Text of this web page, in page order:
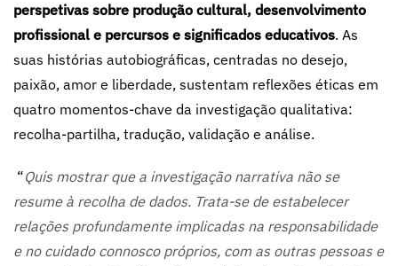
perspetivas sobre produção cultural, desenvolvimento
profissional e percursos e significados educativos. As
suas histórias autobiográficas, centradas no desejo,
paixão, amor e liberdade, sustentam reflexões éticas em
quatro momentos-chave da investigação qualitativa:
recolha-partilha, tradução, validação e análise.
“Quis mostrar que a investigação narrativa não se
resume à recolha de dados. Trata-se de estabelecer
relações profundamente implicadas na responsabilidade
e no cuidado connosco próprios, com as outras pessoas e